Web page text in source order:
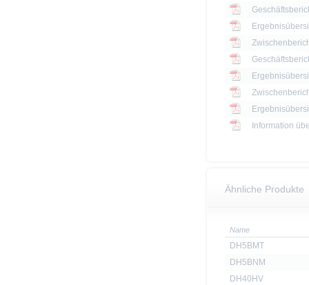
Information
Ähnliche Produkte
Name
DH5BMT
DH5BNM
DH40HV